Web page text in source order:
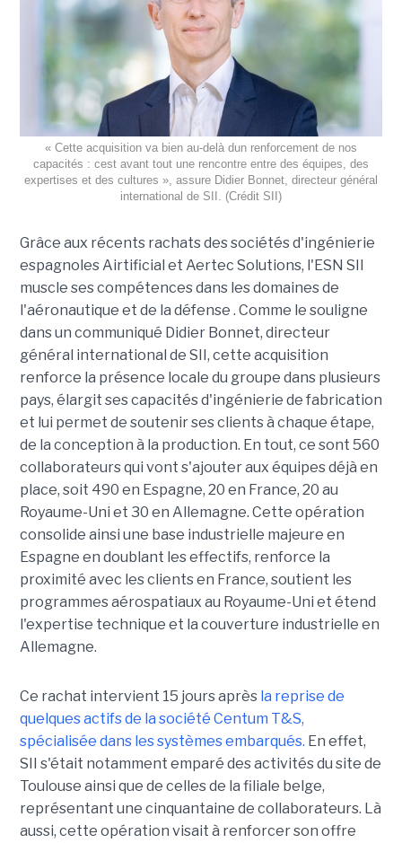
« Cette acquisition va bien au-delà dun renforcement de nos
capacités : cest avant tout une rencontre entre des équipes, des
expertises et des cultures », assure Didier Bonnet, directeur général
international de SII. (Crédit SII)
Grâce aux récents rachats des sociétés d'ingénierie
espagnoles Airtificial et Aertec Solutions, l'ESN SII
muscle ses compétences dans les domaines de
l'aéronautique et de la défense . Comme le souligne
dans un communiqué Didier Bonnet, directeur
général international de SII, cette acquisition
renforce la présence locale du groupe dans plusieurs
pays, élargit ses capacités d'ingénierie de fabrication
et lui permet de soutenir ses clients à chaque étape,
de la conception à la production. En tout, ce sont 560
collaborateurs qui vont s'ajouter aux équipes déjà en
place, soit 490 en Espagne, 20 en France, 20 au
Royaume-Uni et 30 en Allemagne. Cette opération
consolide ainsi une base industrielle majeure en
Espagne en doublant les effectifs, renforce la
proximité avec les clients en France, soutient les
programmes aérospatiaux au Royaume-Uni et étend
l'expertise technique et la couverture industrielle en
Allemagne.
Ce rachat intervient 15 jours après la reprise de
quelques actifs de la société Centum T&S,
spécialisée dans les systèmes embarqués. En effet,
SII s'était notamment emparé des activités du site de
Toulouse ainsi que de celles de la filiale belge,
représentant une cinquantaine de collaborateurs. Là
aussi, cette opération visait à renforcer son offre